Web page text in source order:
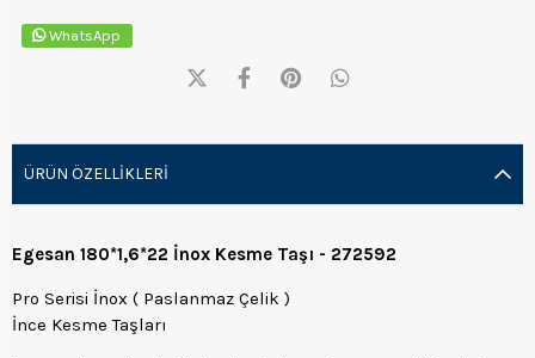
WhatsApp
ÜRÜN ÖZELLIKLERI
Egesan 180*1,6*22 İnox Kesme Taşı - 272592
Pro Serisi İnox ( Paslanmaz Çelik )
İnce Kesme Taşları